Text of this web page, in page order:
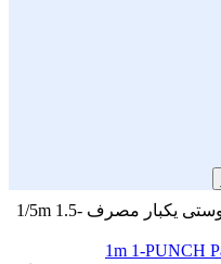
پانچ پوستی یکبار مصرف 1/5m 1.5-